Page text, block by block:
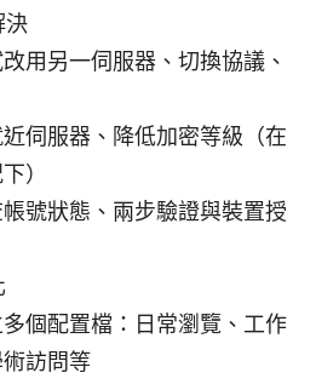
決
用另一伺服器、切換協議、
伺服器、降低加密等級（在
）
號狀態、兩步驗證與裝置授
個配置檔：日常瀏覽、工作
訪問等